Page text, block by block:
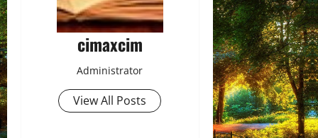
cimaxcim
Administrator
View All Posts